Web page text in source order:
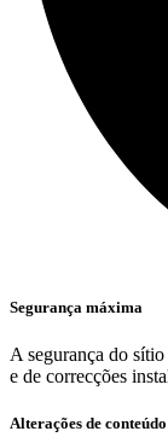
Segurança máxima
A segurança do
e de correcções
Alterações de conteúdo